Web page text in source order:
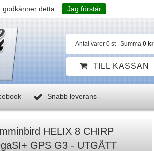
detta. Jag förstår
Antal varor 0 st Summa 0 kr
TILL KASSAN
Snabb leverans
HELIX 8 CHIRP
GPS G3 - UTGÅTT